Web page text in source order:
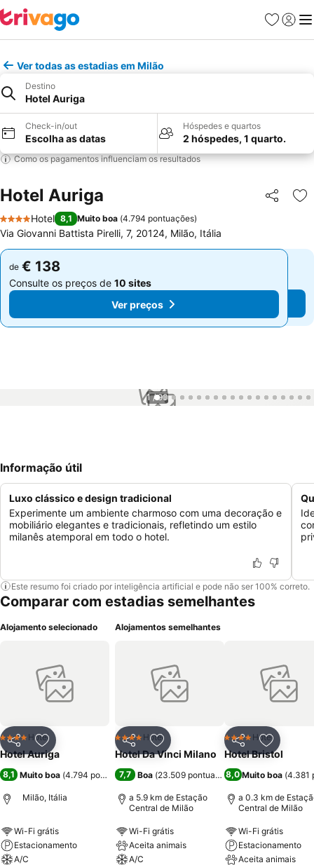
Favoritos
Iniciar
Ver todas as estadias em Milão
Destino
Hotel Auriga
Check-in/out
Escolha as datas
Hóspedes e quartos
2 hóspedes, 1 quarto.
Como os pagamentos influenciam os resultados
Hotel Auriga Partilhar
4 Estrelas
Hotel 8,1 Muito boa (4.794 pontuações)
Via Giovanni Battista Pirelli, 7, 20124, Milão, Itália
de € 138
Consulte os preços de 10 sites
Ver preços
de € 138
Consulte os preços de 10 sites
Ver preços
1 / 90
Informação útil
Luxo clássico e design tradicional
Experimente um ambiente charmoso com uma decoração e
mobiliário elegantes e tradicionais, refletindo um estilo
milanês atemporal em todo o hotel.
Este resumo foi criado por inteligência artificial e pode não ser 100% correto.
Comparar com estadias semelhantes
Alojamento selecionado
PartilharAdicionar aos favoritos
4 EstrelasHotel
Hotel Auriga
8,1 Muito boa (4.794 pontuações )
Milão, Itália
Wi-Fi grátis
Estacionamento
A/C
Alojamentos semelhantes
PartilharAdicionar aos favoritos
4 EstrelasHotel
Hotel Da Vinci Milano
7,7 Boa (23.509 pontuações)
a 5.9 km de Estação
Central de Milão
Wi-Fi grátis
Aceita animais
A/C
Partilhar
4 EstrelasHotel
Hotel Bristol
8,0Muito boa (4.381
a 0.3 km de
Central de Milão
Wi-Fi grátis
Estacionamento
Aceita animais